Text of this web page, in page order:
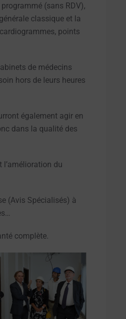
(sans RDV),
classique et la
points
de médecins
hors de leurs heures
également agir en
dans la qualité des
du
(Avis Spécialisés) à
complète.
OUVRIR